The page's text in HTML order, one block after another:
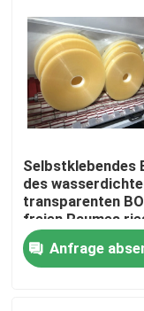
Über uns
Fabrik-Ausflug
Treten Sie mit
Selbstklebendes
des
transparenten
freien Raumes
Rollen
Anfrage